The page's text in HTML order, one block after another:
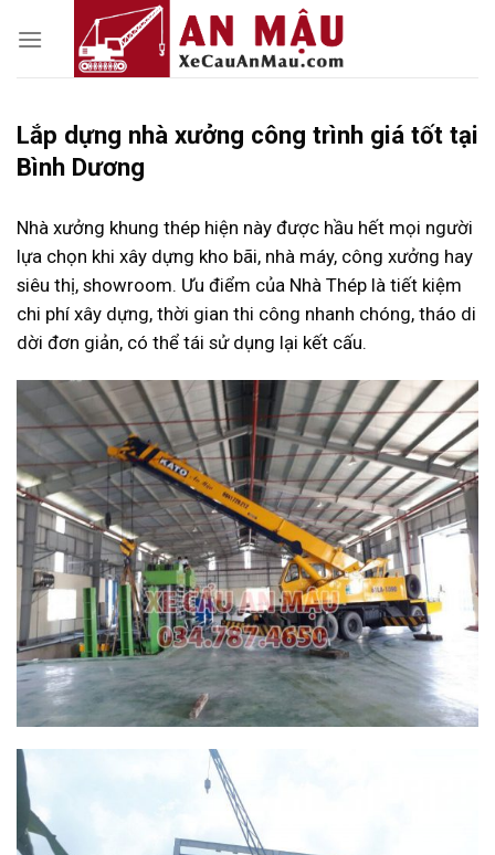
Lắp dựng nhà xưởng công trình giá tốt tại
Bình Dương
Nhà xưởng khung thép hiện này được hầu hết mọi người
lựa chọn khi xây dựng kho bãi, nhà máy, công xưởng hay
siêu thị, showroom. Ưu điểm của Nhà Thép là tiết kiệm
chi phí xây dựng, thời gian thi công nhanh chóng, tháo di
dời đơn giản, có thể tái sử dụng lại kết cấu.